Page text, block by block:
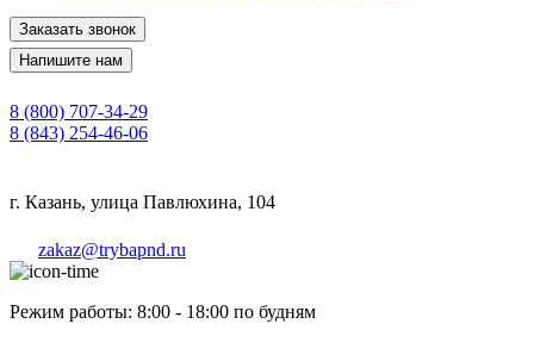
Заказать звонок
Напишите нам
8 (800) 707-34-29
8 (843) 254-46-06
г. Казань, улица Павлюхина, 104
zakaz@trybapnd.ru
Режим работы: 8:00 - 18:00 по будням